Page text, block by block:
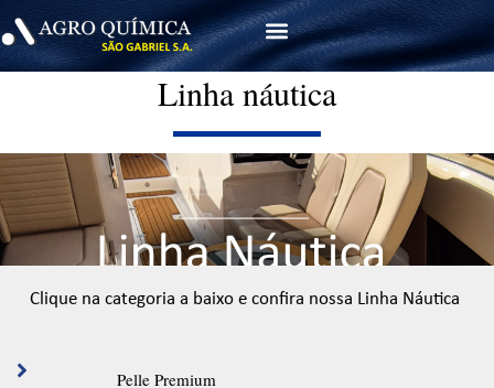
Menu
Linha náutica
Clique na categoria a baixo e confira nossa Linha Náutica
Pelle Premium